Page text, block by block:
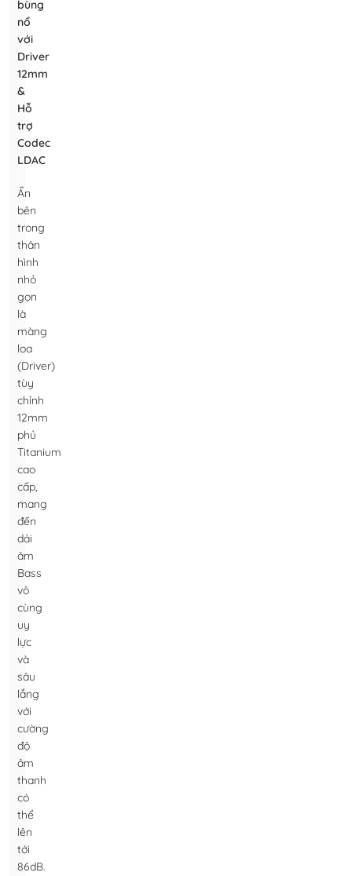
bùng
nổ
với
Driver
12mm
&
Hỗ
trợ
Codec
LDAC
Ẩn
bên
trong
thân
hình
nhỏ
gọn
là
màng
loa
(Driver)
tùy
chỉnh
12mm
phủ
Titanium
cao
cấp,
mang
đến
dải
âm
Bass
vô
cùng
uy
lực
và
sâu
lắng
với
cường
độ
âm
thanh
có
thể
lên
tới
86dB.